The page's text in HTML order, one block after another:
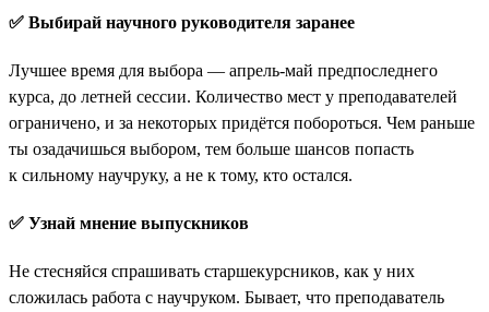
✅ Выбирай научного руководителя заранее
Лучшее время для выбора — апрель-май предпоследнего
курса, до летней сессии. Количество мест у преподавателей
ограничено, и за некоторых придётся побороться. Чем раньше
ты озадачишься выбором, тем больше шансов попасть
к сильному научруку, а не к тому, кто остался.
✅ Узнай мнение выпускников
Не стесняйся спрашивать старшекурсников, как у них
сложилась работа с научруком. Бывает, что преподаватель